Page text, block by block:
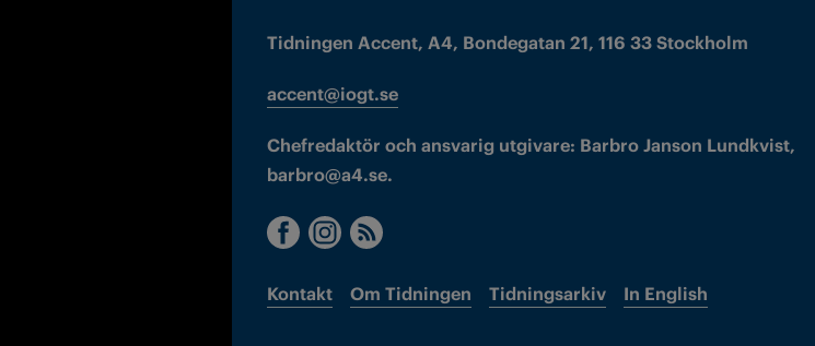
Tidningen Accent, A4, Bondegatan 21, 116 33 Stockholm
accent@iogt.se
Chefredaktör och ansvarig utgivare: Barbro Janson Lundkvist,
barbro@a4.se.
Kontakt Om Tidningen Tidningsarkiv In English